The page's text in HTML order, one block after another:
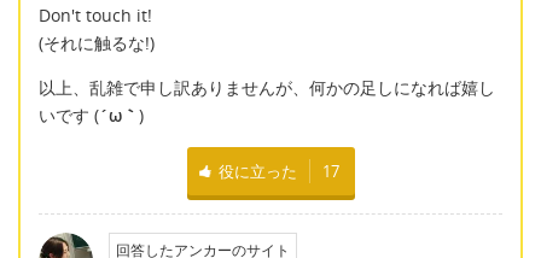
Don't touch it!
(それに触るな!)
以上、乱雑で申し訳ありませんが、何かの足しになれば嬉し
いです (´ω｀ )
役に立った 17
回答したアンカーのサイト